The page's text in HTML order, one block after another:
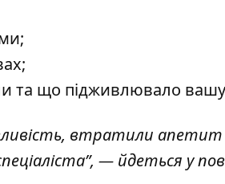
та що підживлювало
втратили апетит
— йдеться у